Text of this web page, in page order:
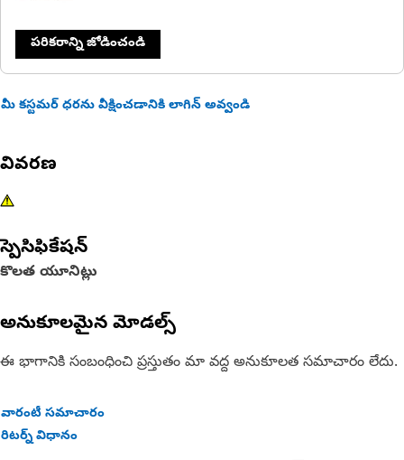
పరికరాన్ని జోడించండి
మీ కస్టమర్ ధరను వీక్షించడానికి లాగిన్ అవ్వండి
వివరణ
స్పెసిఫికేషన్
కొలత యూనిట్లు
అనుకూలమైన మోడల్స్
ఈ భాగానికి సంబంధించి ప్రస్తుతం మా వద్ద అనుకూలత సమాచారం లేదు.
వారంటీ సమాచారం
రిటర్న్ విధానం